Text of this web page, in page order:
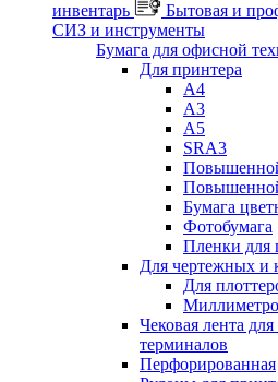
инвентарь
Бытовая и
СИЗ и инструменты
Бумага для офисной
Для принтера
А4
А3
А5
SRA3
Бумага
Фотобумага
Пленки для
Для чертежных и
Для
Чековая лента
терминалов
Перфорированная